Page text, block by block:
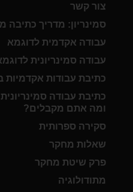
צור קשר
סמינריון: מדריך כתיבה
עבודה אקדמית לדוגמא
עבודה סמינריונית
כתיבת עבודות
כתיבת עבודה
ומה אתם מקבלים?
סקירה ספרותית
שאלות מחקר
פרק שיטת מחקר
מתודולוגיה